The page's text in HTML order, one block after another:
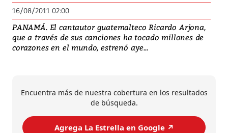
16/08/2011 02:00
PANAMÁ. El cantautor guatemalteco Ricardo Arjona,
que a través de sus canciones ha tocado millones de
corazones en el mundo, estrenó aye...
Encuentra más de nuestra cobertura en los resultados
de búsqueda.
Agrega La Estrella en Google ↗️